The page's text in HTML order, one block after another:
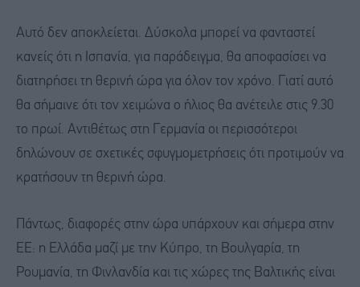
Αυτό δεν αποκλείεται. Δύσκολα μπορεί να φανταστεί
κανείς ότι η Ισπανία, για παράδειγμα, θα αποφασίσει να
διατηρήσει τη θερινή ώρα για όλον τον χρόνο. Γιατί αυτό
θα σήμαινε ότι τον χειμώνα ο ήλιος θα ανέτειλε στις 9.30
το πρωί. Αντιθέτως στη Γερμανία οι περισσότεροι
δηλώνουν σε σχετικές σφυγμομετρήσεις ότι προτιμούν να
κρατήσουν τη θερινή ώρα.
Πάντως, διαφορές στην ώρα υπάρχουν και σήμερα στην
ΕΕ: η Ελλάδα μαζί με την Κύπρο, τη Βουλγαρία, τη
Ρουμανία, τη Φινλανδία και τις χώρες της Βαλτικής είναι